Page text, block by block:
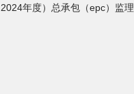
年度）总承包（epc）监理